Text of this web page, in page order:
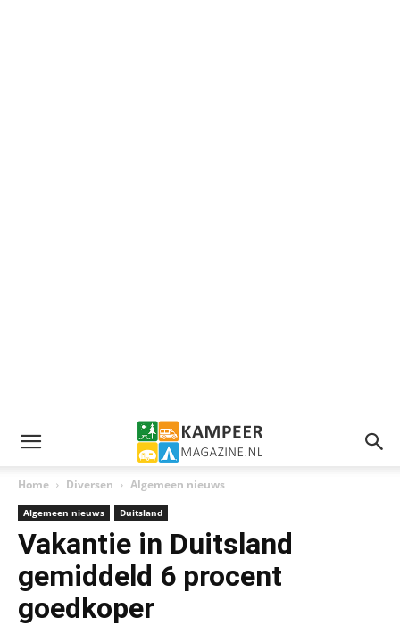
Home Diversen Algemeen nieuws
Algemeen nieuws Duitsland
Vakantie in Duitsland
gemiddeld 6 procent
goedkoper